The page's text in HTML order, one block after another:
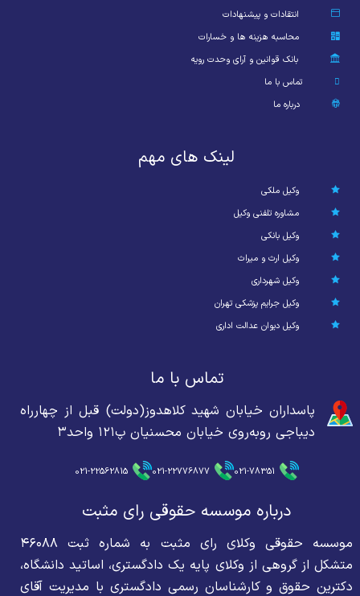
انتقادات و پیشنهادات
محاسبه هزینه ها و خسارات
بانک قوانین و آرای وحدت رویه
تماس با ما
درباره ما
لینک های مهم
وکیل ملکی
مشاوره تلفنی وکیل
وکیل بانکی
وکیل ارث و میراث
وکیل شهرداری
وکیل جرایم پزشکی تهران
وکیل دیوان عدالت اداری
تماس با ما
پاسداران خیابان شهید کلاهدوز(دولت) قبل از چهارراه
دیباجی روبه‌روی خیابان محسنیان پ۱۲۱ واحد۳
021-78351
021-22776877
021-22562815
درباره موسسه حقوقی رای مثبت
موسسه حقوقی وکلای رای مثبت به شماره ثبت ۴۶۰۸۸
متشکل از گروهی از وکلای پایه یک دادگستری، اساتید دانشگاه،
دکترین حقوق و کارشناسان رسمی دادگستری با مدیریت آقای